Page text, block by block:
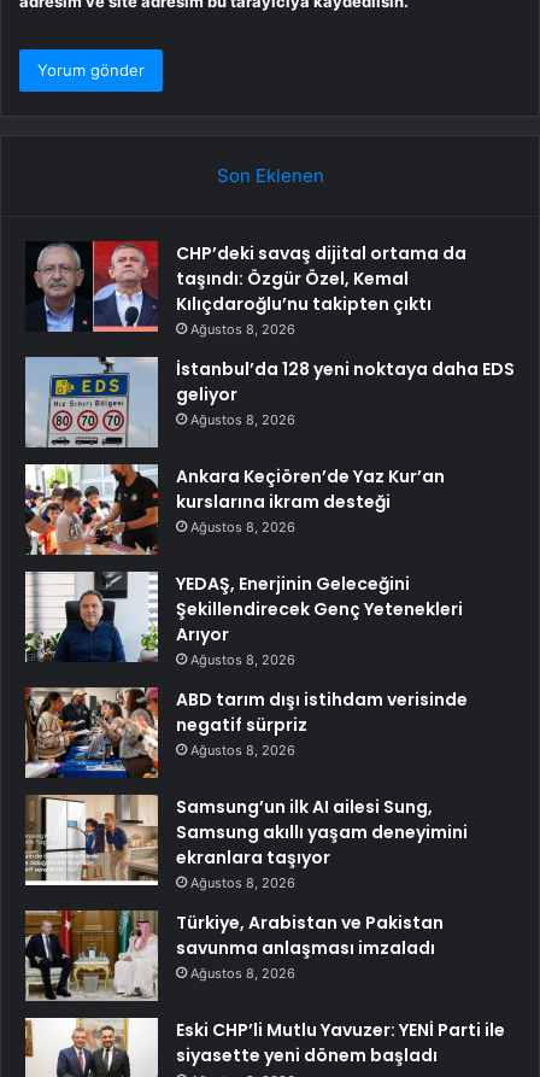
Son Eklenen
CHP’deki savaş dijital ortama da
taşındı: Özgür Özel, Kemal
Kılıçdaroğlu’nu takipten çıktı
Ağustos 8, 2026
İstanbul’da 128 yeni noktaya daha EDS
geliyor
Ağustos 8, 2026
Ankara Keçiören’de Yaz Kur’an
kurslarına ikram desteği
Ağustos 8, 2026
YEDAŞ, Enerjinin Geleceğini
Şekillendirecek Genç Yetenekleri
Arıyor
Ağustos 8, 2026
ABD tarım dışı istihdam verisinde
negatif sürpriz
Ağustos 8, 2026
Samsung’un ilk AI ailesi Sung,
Samsung akıllı yaşam deneyimini
ekranlara taşıyor
Ağustos 8, 2026
Türkiye, Arabistan ve Pakistan
savunma anlaşması imzaladı
Ağustos 8, 2026
Eski CHP’li Mutlu Yavuzer: YENİ Parti ile
siyasette yeni dönem başladı